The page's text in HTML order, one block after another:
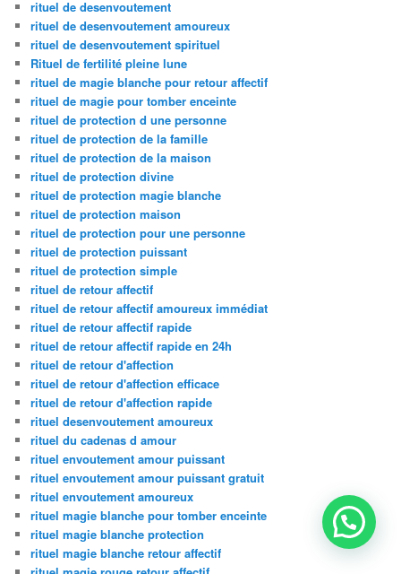
rituel de desenvoutement
rituel de desenvoutement amoureux
rituel de desenvoutement spirituel
Rituel de fertilité pleine lune
rituel de magie blanche pour retour affectif
rituel de magie pour tomber enceinte
rituel de protection d une personne
rituel de protection de la famille
rituel de protection de la maison
rituel de protection divine
rituel de protection magie blanche
rituel de protection maison
rituel de protection pour une personne
rituel de protection puissant
rituel de protection simple
rituel de retour affectif
rituel de retour affectif amoureux immédiat
rituel de retour affectif rapide
rituel de retour affectif rapide en 24h
rituel de retour d'affection
rituel de retour d'affection efficace
rituel de retour d'affection rapide
rituel desenvoutement amoureux
rituel du cadenas d amour
rituel envoutement amour puissant
rituel envoutement amour puissant gratuit
rituel envoutement amoureux
rituel magie blanche pour tomber enceinte
rituel magie blanche protection
rituel magie blanche retour affectif